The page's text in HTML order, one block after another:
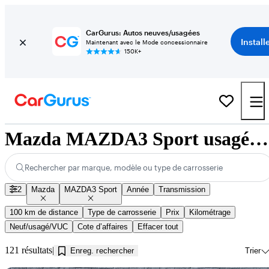
CarGurus: Autos neuves/usagées
Maintenant avec le Mode concessionnaire
150K+
Mazda MAZDA3 Sport usagés à vendre près de Innisfil, ON
Rechercher par marque, modèle ou type de carrosserie
2 Mazda MAZDA3 Sport Année Transmission
100 km de distance Type de carrosserie Prix
Kilométrage
Neuf/usagé/VUC
Cote d’affaires Effacer tout
121 résultats Enreg. rechercher Trier